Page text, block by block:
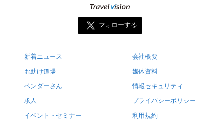
フォローする
新着ニュース
お助け道場
ベンダーさん
求人
イベント・セミナー
会社概要
媒体資料
情報セキュリティ
プライバシーポリシー
利用規約